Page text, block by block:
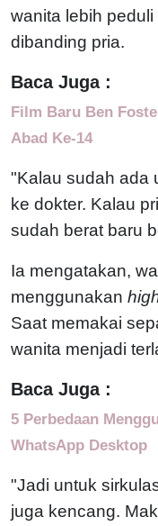
wanita lebih
dibanding pria.
Baca Juga :
Film Baru Ben
Abad Ke-14
"Kalau sudah ada
ke dokter. Kalau
sudah berat baru
Ia mengatakan,
menggunakan
Saat memakai
wanita menjadi
Baca Juga :
5 Perbedaan
WhatsApp Desktop
"Jadi untuk
juga kencang.